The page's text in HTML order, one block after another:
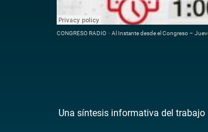
CONGRESO RADIO · Al Instante desde el Congreso –
Una síntesis informativa del